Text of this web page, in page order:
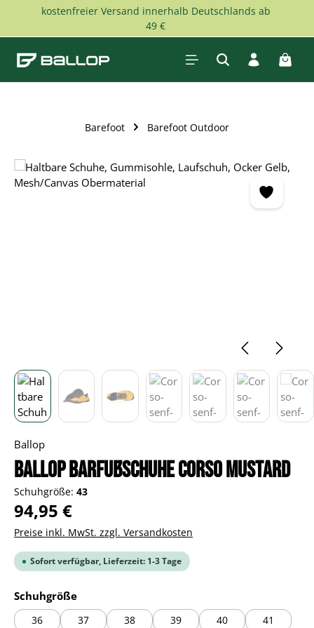
Zum Hauptinhalt springen
kostenfreier Versand innerhalb Deutschlands ab
49 €
Barefoot Barefoot Outdoor
Bildergalerie überspringen
Ballop
BALLOP Barfußschuhe Corso mustard
Schuhgröße: 43
Regulärer Preis:
94,95 €
Preise inkl. MwSt. zzgl. Versandkosten
Sofort verfügbar, Lieferzeit: 1-3 Tage
Schuhgrößeauswählen
36 37 38 39 40
41